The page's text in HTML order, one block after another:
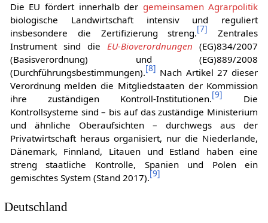
Die EU fördert innerhalb der gemeinsamen Agrarpolitik
biologische Landwirtschaft intensiv und reguliert
insbesondere die Zertifizierung streng.[7] Zentrales
Instrument sind dieEU-Bioverordnungen (EG)834/2007
(Basisverordnung) und (EG)889/2008
(Durchführungsbestimmungen).[8] Nach Artikel 27 dieser
Verordnung melden die Mitgliedstaaten der Kommission
ihre zuständigen Kontroll-Institutionen.[9] Die
Kontrollsysteme sind – bis auf das zuständige Ministerium
und ähnliche Oberaufsichten – durchwegs aus der
Privatwirtschaft heraus organisiert, nur die Niederlande,
Dänemark, Finnland, Litauen und Estland haben eine
streng staatliche Kontrolle, Spanien und Polen ein
gemischtes System (Stand 2017).[9]
Deutschland